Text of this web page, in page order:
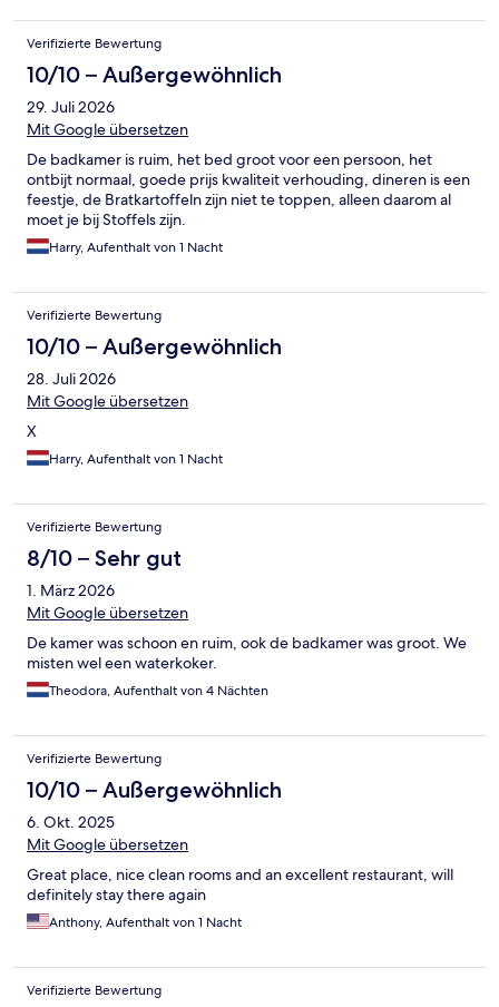
Verifizierte Bewertung
10/10 – Außergewöhnlich
29. Juli 2026
Mit Google übersetzen
De badkamer is ruim, het bed groot voor een persoon, het
ontbijt normaal, goede prijs kwaliteit verhouding, dineren is een
feestje, de Bratkartoffeln zijn niet te toppen, alleen daarom al
moet je bij Stoffels zijn.
Harry, Aufenthalt von 1 Nacht
Verifizierte Bewertung
10/10 – Außergewöhnlich
28. Juli 2026
Mit Google übersetzen
X
Harry, Aufenthalt von 1 Nacht
Verifizierte Bewertung
8/10 – Sehr gut
1. März 2026
Mit Google übersetzen
De kamer was schoon en ruim, ook de badkamer was groot. We
misten wel een waterkoker.
Theodora, Aufenthalt von 4 Nächten
Verifizierte Bewertung
10/10 – Außergewöhnlich
6. Okt. 2025
Mit Google übersetzen
Great place, nice clean rooms and an excellent restaurant, will
definitely stay there again
Anthony, Aufenthalt von 1 Nacht
Verifizierte Bewertung